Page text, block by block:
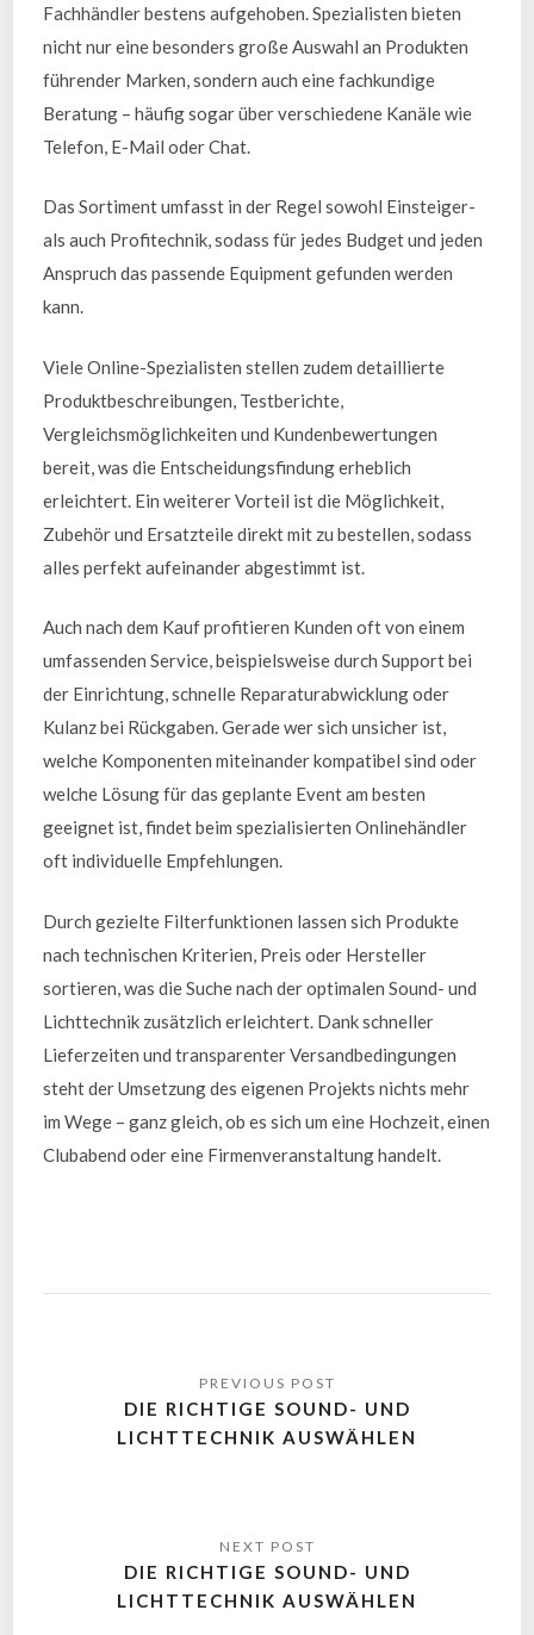
Fachhändler bestens aufgehoben. Spezialisten bieten
nicht nur eine besonders große Auswahl an Produkten
führender Marken, sondern auch eine fachkundige
Beratung – häufig sogar über verschiedene Kanäle wie
Telefon, E-Mail oder Chat.
Das Sortiment umfasst in der Regel sowohl Einsteiger-
als auch Profitechnik, sodass für jedes Budget und jeden
Anspruch das passende Equipment gefunden werden
kann.
Viele Online-Spezialisten stellen zudem detaillierte
Produktbeschreibungen, Testberichte,
Vergleichsmöglichkeiten und Kundenbewertungen
bereit, was die Entscheidungsfindung erheblich
erleichtert. Ein weiterer Vorteil ist die Möglichkeit,
Zubehör und Ersatzteile direkt mit zu bestellen, sodass
alles perfekt aufeinander abgestimmt ist.
Auch nach dem Kauf profitieren Kunden oft von einem
umfassenden Service, beispielsweise durch Support bei
der Einrichtung, schnelle Reparaturabwicklung oder
Kulanz bei Rückgaben. Gerade wer sich unsicher ist,
welche Komponenten miteinander kompatibel sind oder
welche Lösung für das geplante Event am besten
geeignet ist, findet beim spezialisierten Onlinehändler
oft individuelle Empfehlungen.
Durch gezielte Filterfunktionen lassen sich Produkte
nach technischen Kriterien, Preis oder Hersteller
sortieren, was die Suche nach der optimalen Sound- und
Lichttechnik zusätzlich erleichtert. Dank schneller
Lieferzeiten und transparenter Versandbedingungen
steht der Umsetzung des eigenen Projekts nichts mehr
im Wege – ganz gleich, ob es sich um eine Hochzeit, einen
Clubabend oder eine Firmenveranstaltung handelt.
DIE RICHTIGE SOUND- UND
LICHTTECHNIK AUSWÄHLEN
DIE RICHTIGE SOUND- UND
LICHTTECHNIK AUSWÄHLEN